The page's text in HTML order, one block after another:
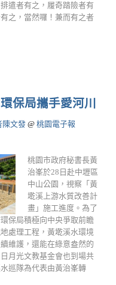
遣者有之，履奇踏險者有
之，當然囉！兼而有之者
保局攜手愛河川
陳文發 @ 桃園電子報
桃園市政府秘書長黃
治峯於28日赴中壢區
中山公園，視察「黃
墘溪上游水質改善計
畫」施工進度。為了
保局積極向中央爭取前瞻
處理工程，黃墘溪水環境
維護，還能在綠意盎然的
月光文教基金會也到場共
巡隊為代表由黃治峯轉